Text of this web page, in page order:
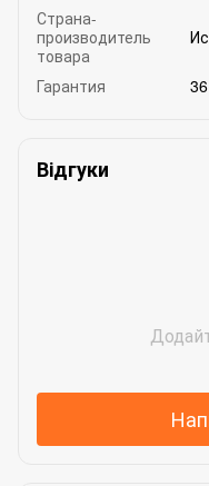
Страна-
производитель
товара
Гарантия
Відгуки